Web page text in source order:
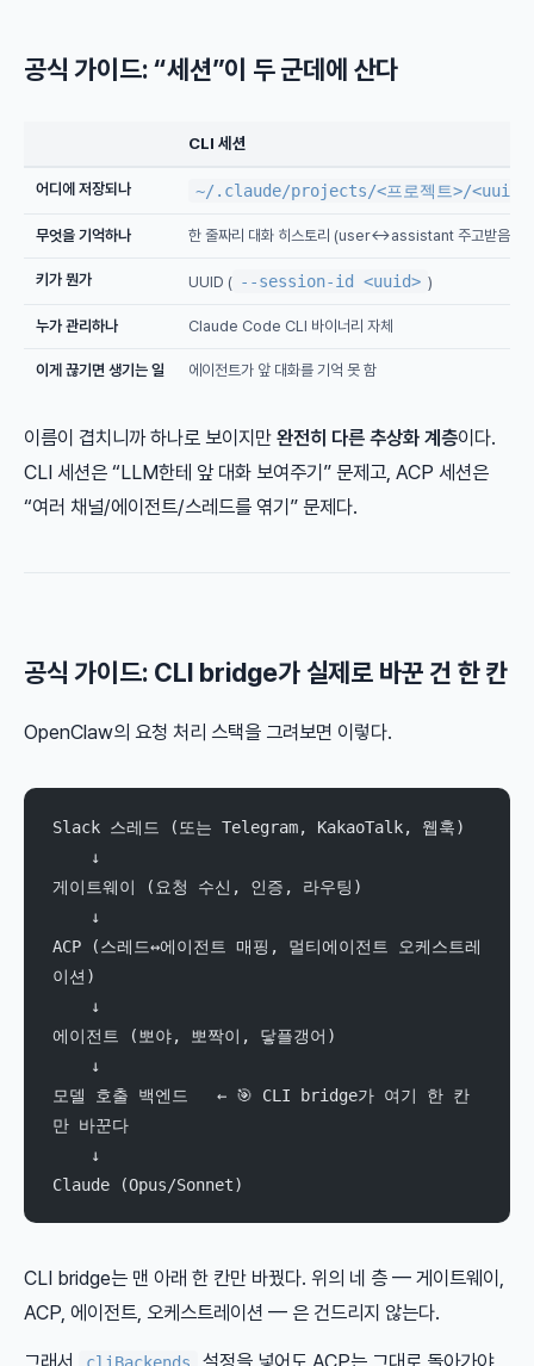
공식 가이드: “세션”이 두 군데에 산다
CLI 세션
어디에 저장되나 ~/.claude/projects/<프로젝트>/
무엇을 기억하나 한 줄짜리 대화 히스토리 (user↔assistant 주고받음)
키가 뭔가 UUID ( --session-id <uuid> )
누가 관리하나 Claude Code CLI 바이너리 자체
이게 끊기면 생기는 일 에이전트가 앞 대화를 기억 못 함
이름이 겹치니까 하나로 보이지만 완전히 다른 추상화 계층이다.
CLI 세션은 “LLM한테 앞 대화 보여주기” 문제고, ACP 세션은
“여러 채널/에이전트/스레드를 엮기” 문제다.
공식 가이드: CLI bridge가 실제로 바꾼 건 한 칸
OpenClaw의 요청 처리 스택을 그려보면 이렇다.
Slack 스레드 (또는 Telegram, KakaoTalk, 웹훅)
    ↓
게이트웨이 (요청 수신, 인증, 라우팅)
    ↓
ACP (스레드↔에이전트 매핑, 멀티에이전트 오케스트레
이션)
    ↓
에이전트 (뽀야, 뽀짝이, 닿플갱어)
    ↓
모델 호출 백엔드   ← 🎯 CLI bridge가 여기 한 칸
만 바꾼다
    ↓
Claude (Opus/Sonnet)
CLI bridge는 맨 아래 한 칸만 바꿨다. 위의 네 층 — 게이트웨이,
ACP, 에이전트, 오케스트레이션 — 은 건드리지 않는다.